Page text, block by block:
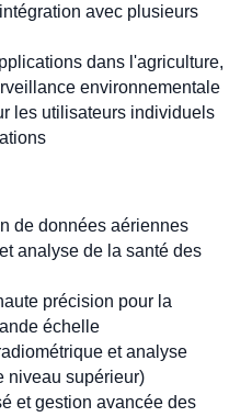
avec plusieurs
dans l'agriculture,
environnementale
les utilisateurs individuels
de données aériennes
analyse de la santé des
précision pour la
échelle
et analyse
niveau supérieur)
et gestion avancée des